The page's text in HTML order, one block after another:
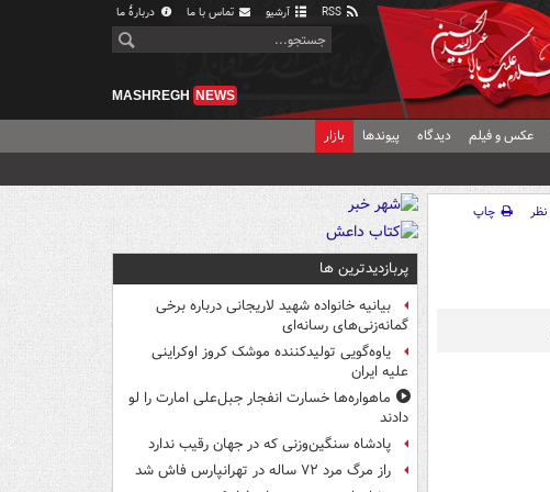
آرشیو تماس با ما دربارهٔ ما
MASHREGH NEWS
عکس و فیلم دیدگاه پیوندها بازار
چاپ
پربازدیدترین ها
بیانیه خانواده شهید لاریجانی درباره برخی
گمانه‌زنی‌های رسانه‌ای
یاوه‌گویی تولیدکننده موشک کروز اوکراینی
علیه ایران
ماهواره‌ها خسارت انفجار جبل‌علی امارت را لو
دادند
پادشاه سنگین‌وزنی که در جهان رقیب ندارد
راز مرگ مرد ۷۲ ساله در تهرانپارس فاش شد